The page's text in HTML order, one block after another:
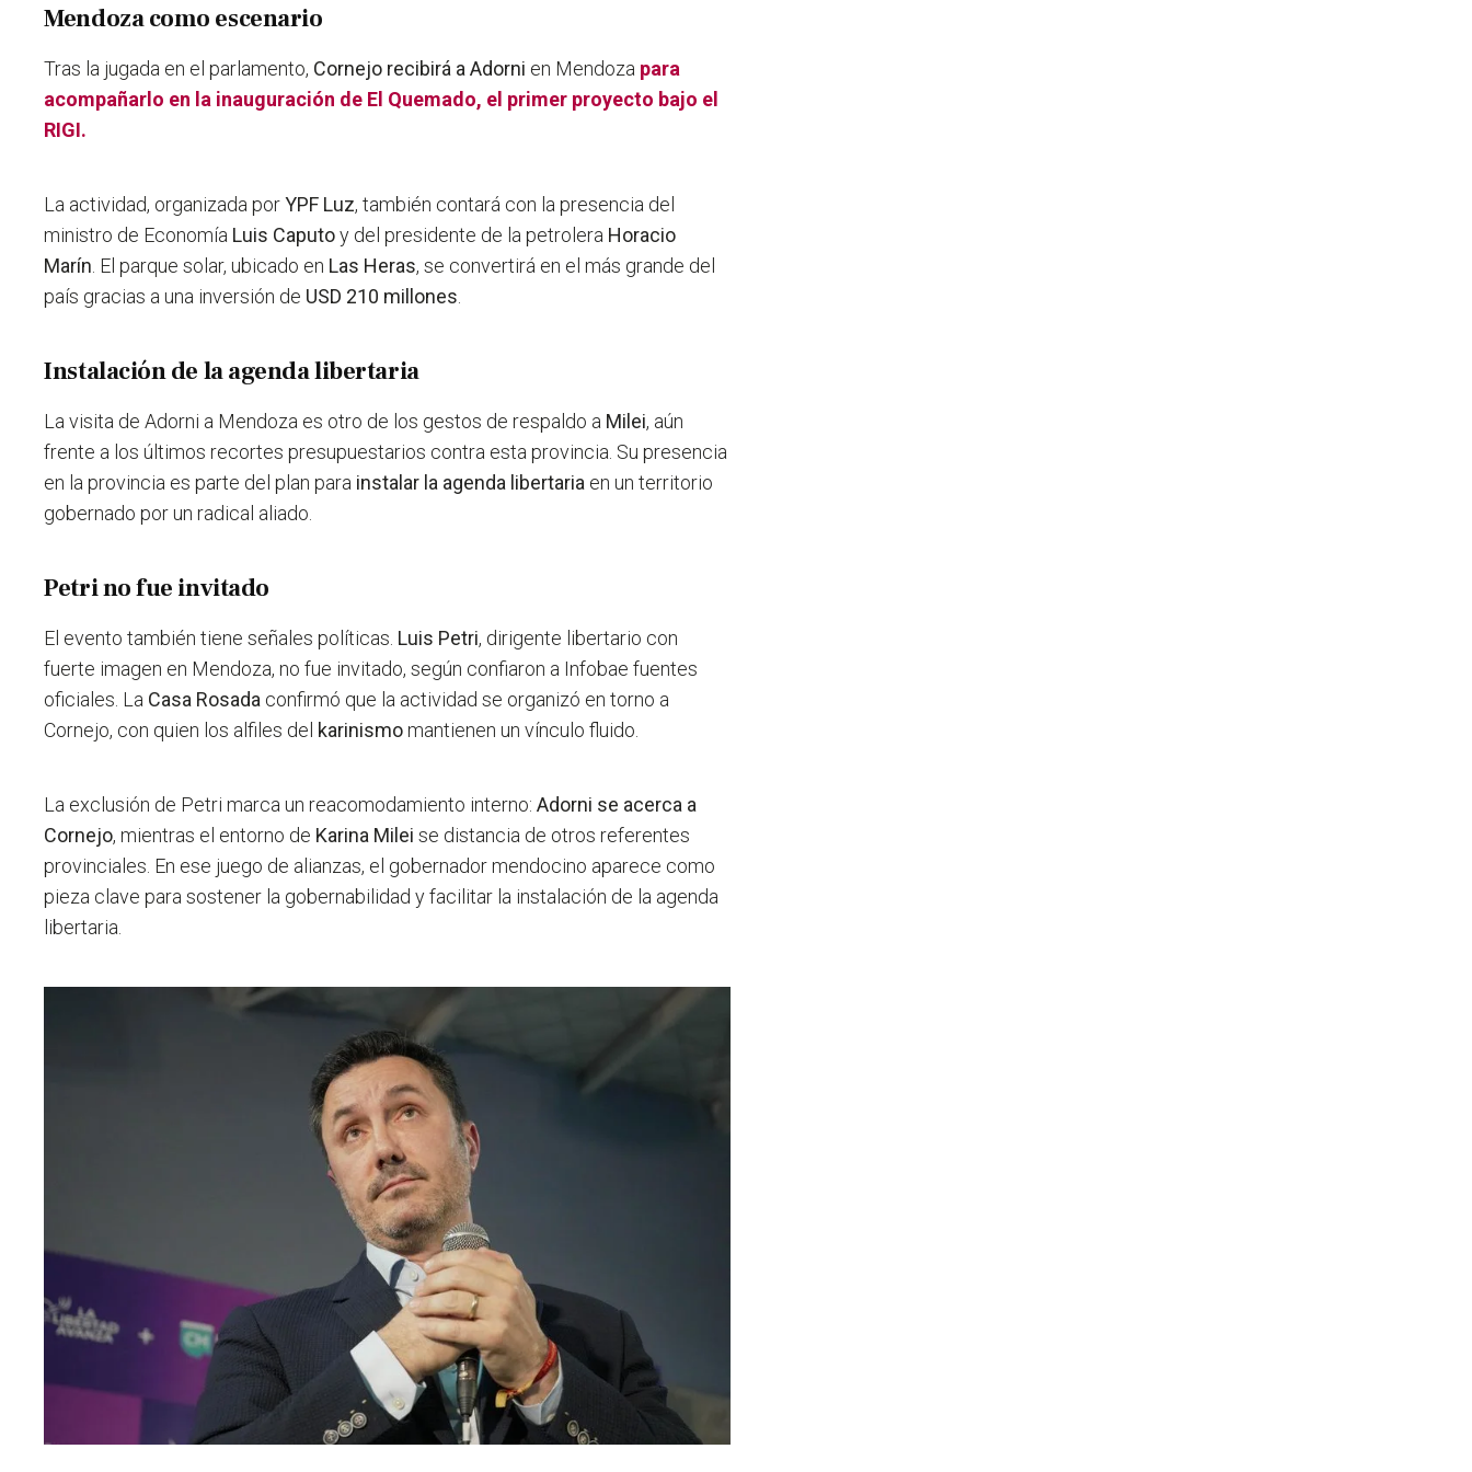
Mendoza como escenario
Tras la jugada en el parlamento, Cornejo recibirá a Adorni en Mendoza para
acompañarlo en la inauguración de El Quemado, el primer proyecto bajo el
RIGI.
La actividad, organizada porYPF Luz, también contará con la presencia del
ministro de Economía Luis Caputoy del presidente de la petrolera Horacio
Marín . El parque solar, ubicado en Las Heras, se convertirá en el más grande del
país gracias a una inversión de USD 210 millones
Instalación de la agenda libertaria
La visita de Adorni a Mendoza es otro de los gestos de respaldo a Milei, aún
frente a los últimos recortes presupuestarios contra esta provincia. Su presencia
en la provincia es parte del plan para instalar la agenda libertaria en un territorio
gobernado por un radical aliado.
Petri no fue invitado
El evento también tiene señales políticas. Luis Petri, dirigente libertario con
fuerte imagen en Mendoza, no fue invitado, según confiaron a Infobae fuentes
oficiales. La Casa Rosada confirmó que la actividad se organizó en torno a
Cornejo, con quien los alfiles del karinismomantienen un vínculo fluido.
La exclusión de Petri marca un reacomodamiento interno:Adorni se acerca a
Cornejo, mientras el entorno de Karina Milei se distancia de otros referentes
provinciales. En ese juego de alianzas, el gobernador mendocino aparece como
pieza clave para sostener la gobernabilidad y facilitar la instalación de la agenda
libertaria.